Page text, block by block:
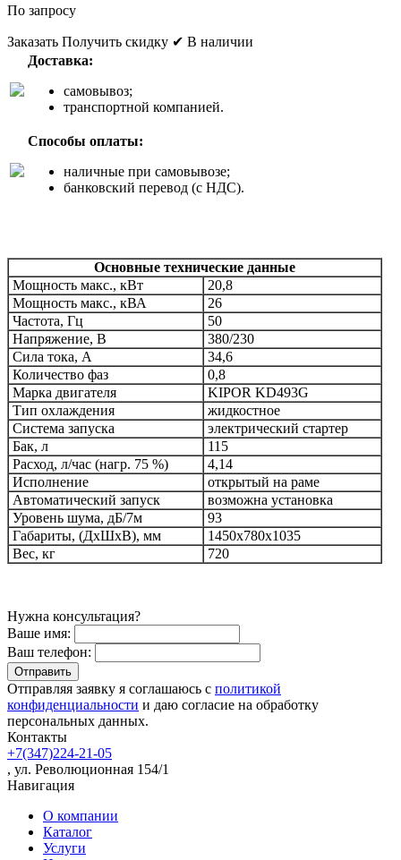
По запросу
Заказать Получить скидку ✔ В наличии
Доставка:
самовывоз;
транспортной компанией.
Способы оплаты:
наличные при самовывозе;
банковский перевод (с НДС).
Основные технические данные
Мощность макс., кВт
20,8
Мощность макс., кВА
26
Частота, Гц
50
Напряжение, В
380/230
Сила тока, А
34,6
Количество фаз
0,8
Марка двигателя
KIPOR KD493G
Тип охлаждения
жидкостное
Система запуска
электрический стартер
Бак, л
115
Расход, л/час (нагр. 75 %)
4,14
Исполнение
открытый на раме
Автоматический запуск
возможна установка
Уровень шума, дБ/7м
93
Габариты, (ДхШхВ), мм
1450х780х1035
Вес, кг
720
Нужна консультация?
Ваше имя:
Ваш телефон:
Отправляя заявку я соглашаюсь с политикой
конфиденциальности и даю согласие на обработку
персональных данных.
Контакты
+7(347)224-21-05
, ул. Революционная 154/1
Навигация
О компании
Каталог
Услуги